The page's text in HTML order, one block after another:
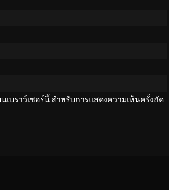
บราว์เซอร์นี้ สำหรับการแสดงความเห็นครั้งถัด